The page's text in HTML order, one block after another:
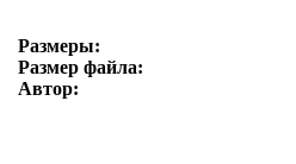
Размеры:
Размер файла:
Автор: